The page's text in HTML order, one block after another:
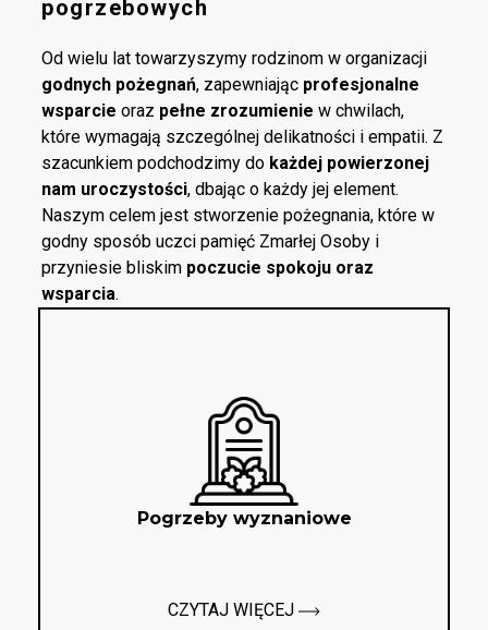
pogrzebowych
Od wielu lat towarzyszymy rodzinom w organizacji
godnych pożegnań, zapewniając profesjonalne
wsparcie oraz pełne zrozumienie w chwilach,
które wymagają szczególnej delikatności i empatii. Z
szacunkiem podchodzimy do każdej powierzonej
nam uroczystości, dbając o każdy jej element.
Naszym celem jest stworzenie pożegnania, które w
godny sposób uczci pamięć Zmarłej Osoby i
przyniesie bliskim poczucie spokoju oraz
wsparcia.
Pogrzeby wyznaniowe
CZYTAJ WIĘCEJ